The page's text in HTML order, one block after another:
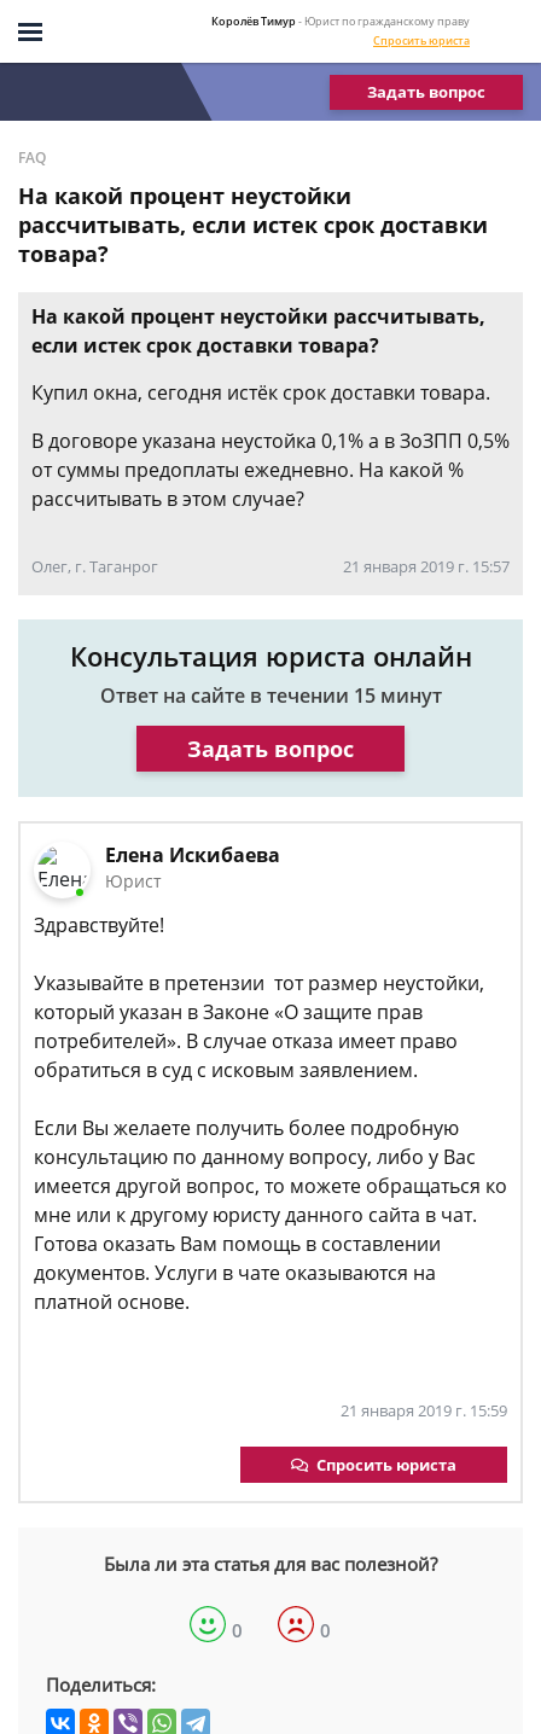
Королёв Тимур- Юрист по гражданскому праву
Спросить юриста
Задать вопрос
FAQ
На какой процент неустойки
рассчитывать, если истек срок доставки
товара?
На какой процент неустойки рассчитывать,
если истек срок доставки товара?
Купил окна, сегодня истёк срок доставки товара.
В договоре указана неустойка 0,1% а в ЗоЗПП 0,5%
от суммы предоплаты ежедневно. На какой %
рассчитывать в этом случае?
Олег, г. Таганрог 21 января 2019 г. 15:57
Консультация юриста онлайн
Ответ на сайте в течении 15 минут
Задать вопрос
Елена Искибаева
Юрист
Здравствуйте!
Указывайте в претензии тот размер неустойки,
который указан в Законе «О защите прав
потребителей». В случае отказа имеет право
обратиться в суд с исковым заявлением.
Если Вы желаете получить более подробную
консультацию по данному вопросу, либо у Вас
имеется другой вопрос, то можете обращаться ко
мне или к другому юристу данного сайта в чат.
Готова оказать Вам помощь в составлении
документов. Услуги в чате оказываются на
платной основе.
21 января 2019 г. 15:59
Спросить юриста
Была ли эта статья для вас полезной?
0 0
Поделиться: